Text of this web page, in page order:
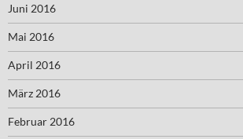
Juni 2016
Mai 2016
April 2016
März 2016
Februar 2016